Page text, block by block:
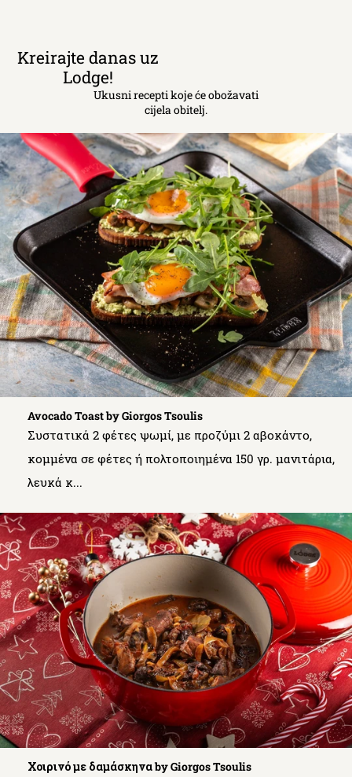
Kreirajte danas uz
Lodge!
Ukusni recepti koje će obožavati
cijela obitelj.
Avocado Toast by Giorgos Tsoulis
Συστατικά 2 φέτες ψωμί, με προζύμι 2 αβοκάντο,
κομμένα σε φέτες ή πολτοποιημένα 150 γρ. μανιτάρια,
λευκά κ...
Χοιρινό με δαμάσκηνα by Giorgos Tsoulis